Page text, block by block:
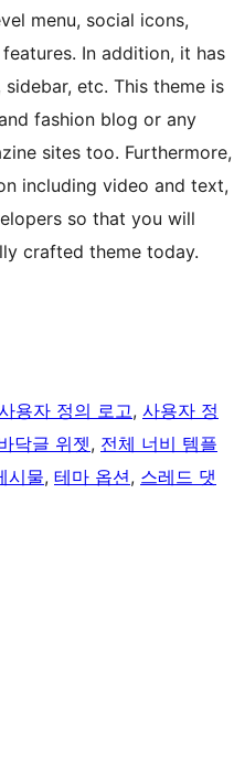
menu, social icons,
In addition, it has
etc. This theme is
fashion blog or any
sites too. Furthermore,
including video and text,
so that you will
crafted theme today.
용자 정의 로고, 사용자 정
닥글 위젯, 전체 너비 템플
시물, 테마 옵션, 스레드 댓